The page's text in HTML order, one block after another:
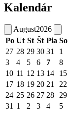
Kalendár
August2026
Po Ut St Št Pia So
27 28 29 30 31 1
3
4 5 6 7 8
10 11 12 13 14 15
17 18 19 20 21 22
24 25 26 27 28 29
31 1 2 3 4 5